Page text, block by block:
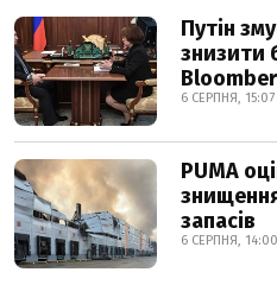
Путін
знизити
6 СЕРПНЯ, 15:07
PUMA
запасів
6 СЕРПНЯ, 14:00